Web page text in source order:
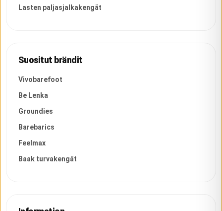
Lasten paljasjalkakengät
Suositut brändit
Vivobarefoot
Be Lenka
Groundies
Barebarics
Feelmax
Baak turvakengät